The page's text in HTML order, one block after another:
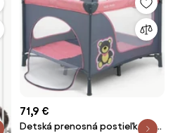
71,9 €
Detská prenosná postieľka Fun